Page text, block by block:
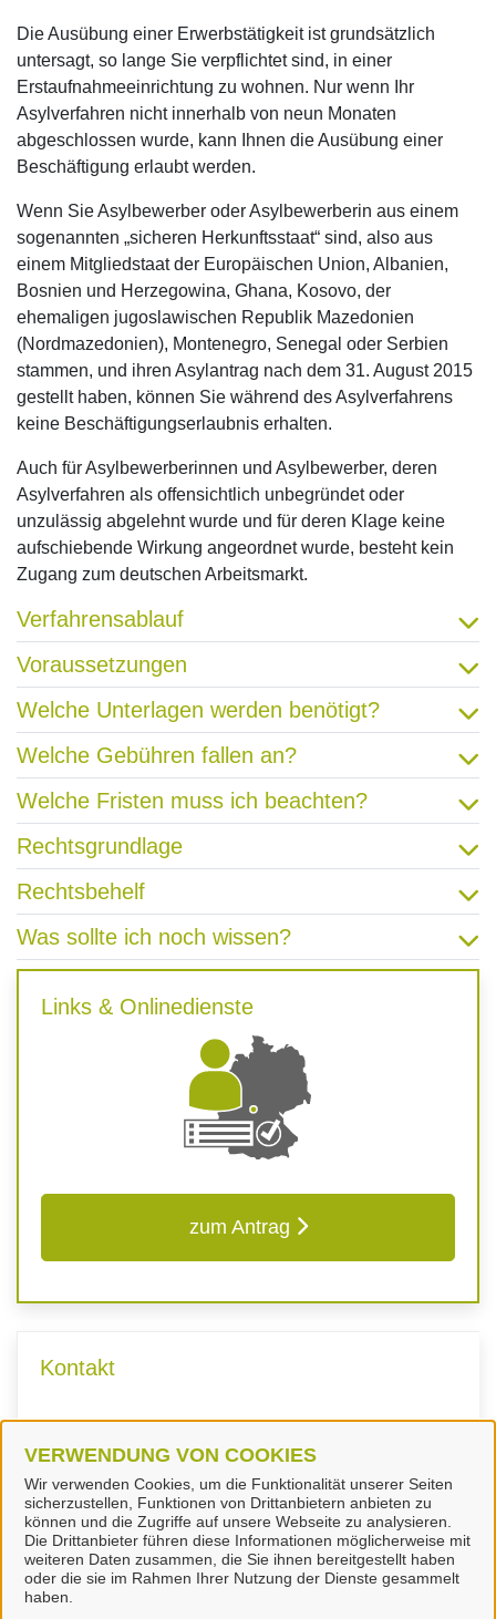
VERWENDUNG VON COOKIES
Wir verwenden Cookies, um die Funktionalität unserer Seiten
sicherzustellen, Funktionen von Drittanbietern anbieten zu
können und die Zugriffe auf unsere Webseite zu analysieren.
Die Drittanbieter führen diese Informationen möglicherweise mit
weiteren Daten zusammen, die Sie ihnen bereitgestellt haben
oder die sie im Rahmen Ihrer Nutzung der Dienste gesammelt
haben.
Die Ausübung einer Erwerbstätigkeit ist grundsätzlich
untersagt, so lange Sie verpflichtet sind, in einer
Erstaufnahmeeinrichtung zu wohnen. Nur wenn Ihr
Asylverfahren nicht innerhalb von neun Monaten
abgeschlossen wurde, kann Ihnen die Ausübung einer
Beschäftigung erlaubt werden.
Wenn Sie Asylbewerber oder Asylbewerberin aus einem
sogenannten „sicheren Herkunftsstaat“ sind, also aus
einem Mitgliedstaat der Europäischen Union, Albanien,
Bosnien und Herzegowina, Ghana, Kosovo, der
ehemaligen jugoslawischen Republik Mazedonien
(Nordmazedonien), Montenegro, Senegal oder Serbien
stammen, und ihren Asylantrag nach dem 31. August 2015
gestellt haben, können Sie während des Asylverfahrens
keine Beschäftigungserlaubnis erhalten.
Auch für Asylbewerberinnen und Asylbewerber, deren
Asylverfahren als offensichtlich unbegründet oder
unzulässig abgelehnt wurde und für deren Klage keine
aufschiebende Wirkung angeordnet wurde, besteht kein
Zugang zum deutschen Arbeitsmarkt.
Verfahrensablauf
Voraussetzungen
Welche Unterlagen werden benötigt?
Welche Gebühren fallen an?
Welche Fristen muss ich beachten?
Rechtsgrundlage
Rechtsbehelf
Was sollte ich noch wissen?
Links & Onlinedienste
zum Antrag
Kontakt
Landkreis Peine